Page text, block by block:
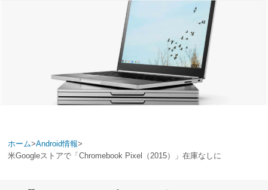
ホーム>Android情報>
米Googleストアで「Chromebook Pixel（2015）」在庫なしに